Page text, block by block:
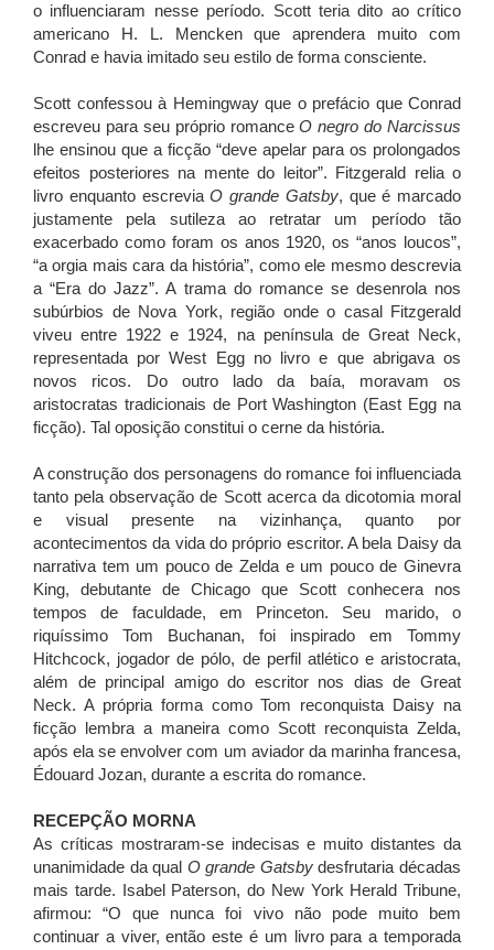
o influenciaram nesse período. Scott teria dito ao crítico
americano H. L. Mencken que aprendera muito com
Conrad e havia imitado seu estilo de forma consciente.
Scott confessou à Hemingway que o prefácio que Conrad
escreveu para seu próprio romanceO negro do Narcissus
lhe ensinou que a ficção “deve apelar para os prolongados
efeitos posteriores na mente do leitor”. Fitzgerald relia o
livro enquanto escreviaO grande Gatsby, que é marcado
justamente pela sutileza ao retratar um período tão
exacerbado como foram os anos 1920, os “anos loucos”,
“a orgia mais cara da história”, como ele mesmo descrevia
a “Era do Jazz”. A trama do romance se desenrola nos
subúrbios de Nova York, região onde o casal Fitzgerald
viveu entre 1922 e 1924, na península de Great Neck,
representada por West Egg no livro e que abrigava os
novos ricos. Do outro lado da baía, moravam os
aristocratas tradicionais de Port Washington (East Egg na
ficção). Tal oposição constitui o cerne da história.
A construção dos personagens do romance foi influenciada
tanto pela observação de Scott acerca da dicotomia moral
e visual presente na vizinhança, quanto por
acontecimentos da vida do próprio escritor. A bela Daisy da
narrativa tem um pouco de Zelda e um pouco de Ginevra
King, debutante de Chicago que Scott conhecera nos
tempos de faculdade, em Princeton. Seu marido, o
riquíssimo Tom Buchanan, foi inspirado em Tommy
Hitchcock, jogador de pólo, de perfil atlético e aristocrata,
além de principal amigo do escritor nos dias de Great
Neck. A própria forma como Tom reconquista Daisy na
ficção lembra a maneira como Scott reconquista Zelda,
após ela se envolver com um aviador da marinha francesa,
Édouard Jozan, durante a escrita do romance.
RECEPÇÃO MORNA
As críticas mostraram-se indecisas e muito distantes da
unanimidade da qual O grande Gatsbydesfrutaria décadas
mais tarde. Isabel Paterson, do New York Herald Tribune,
afirmou: “O que nunca foi vivo não pode muito bem
continuar a viver, então este é um livro para a temporada